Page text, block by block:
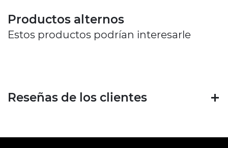
Productos alternos
Estos productos podrían interesarle
Reseñas de los clientes